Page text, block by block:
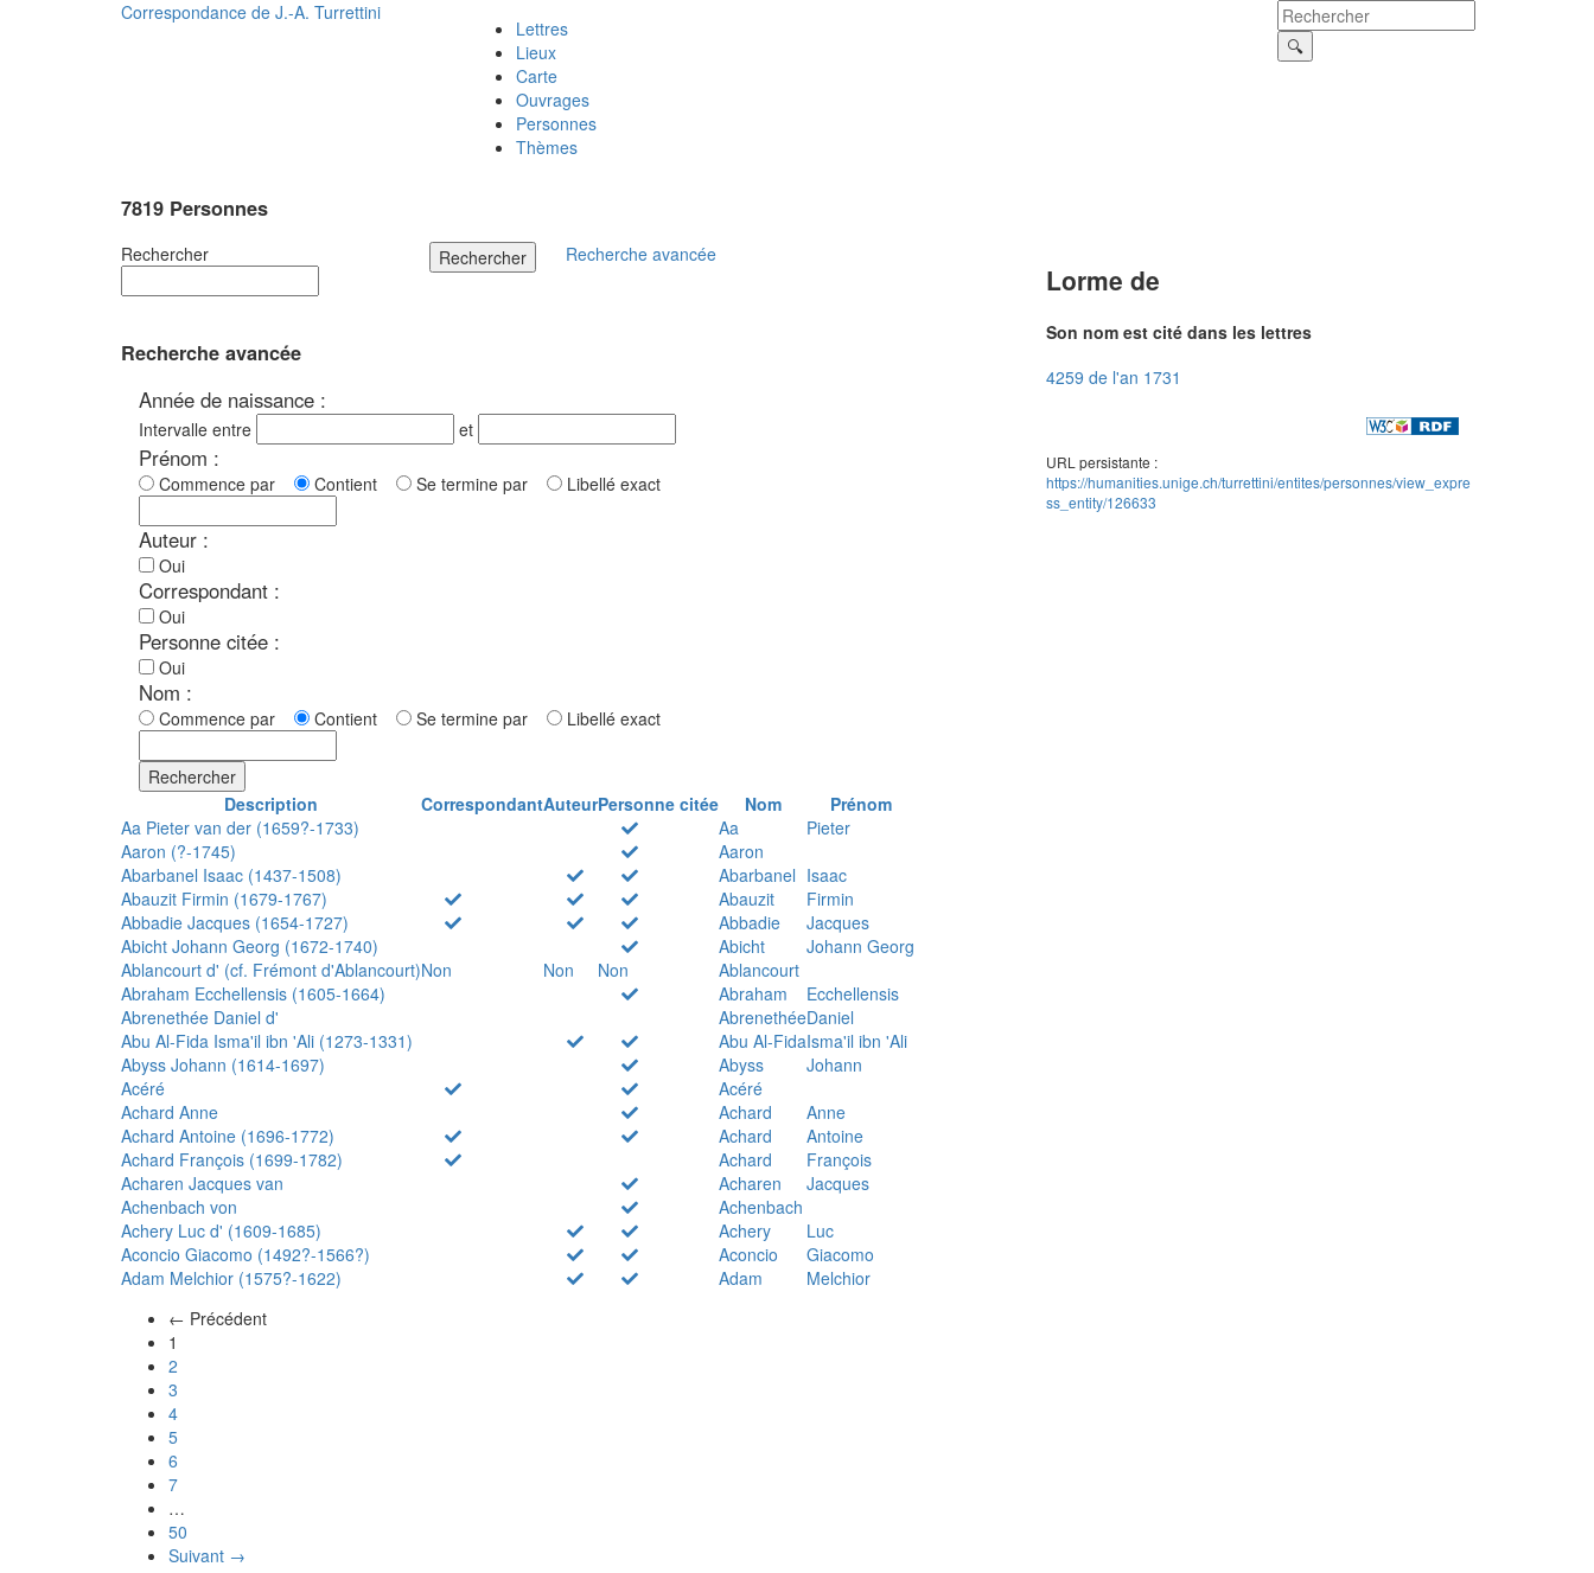
Correspondance de J.-A. Turrettini
Lettres
Lieux
Carte
Ouvrages
Personnes
Thèmes
7819 Personnes
Rechercher Rechercher Recherche avancée
Recherche avancée
Année de naissance :
Intervalle entre et
Prénom :
Commence par Contient Se termine par Libellé exact
Auteur :
Oui
Correspondant :
Oui
Personne citée :
Oui
Nom :
Commence par Contient Se termine par Libellé exact
Rechercher
Description
CorrespondantAuteurPersonne citée Nom
Prénom
Aa Pieter van der (1659?-1733)
Aa
Pieter
Aaron (?-1745)
Aaron
Abarbanel Isaac (1437-1508)
Abarbanel Isaac
Abauzit Firmin (1679-1767)
Abauzit
Firmin
Abbadie Jacques (1654-1727)
Abbadie
Jacques
Abicht Johann Georg (1672-1740)
Abicht
Johann Georg
Ablancourt d' (cf. Frémont d'Ablancourt)Non Non Non
Ablancourt
Abraham Ecchellensis (1605-1664)
Abraham
Ecchellensis
Abrenethée Daniel d'
AbrenethéeDaniel
Abu Al-Fida Isma'il ibn 'Ali (1273-1331)
Abu Al-FidaIsma'il ibn 'Ali
Abyss Johann (1614-1697)
Abyss
Johann
Acéré
Acéré
Achard Anne
Achard
Anne
Achard Antoine (1696-1772)
Achard
Antoine
Achard François (1699-1782)
Achard
François
Acharen Jacques van
Acharen
Jacques
Achenbach von
Achenbach
Achery Luc d' (1609-1685)
Achery
Luc
Aconcio Giacomo (1492?-1566?)
Aconcio
Giacomo
Adam Melchior (1575?-1622)
Adam
Melchior
← Précédent
1
2
3
4
5
6
7
…
50
Suivant →
Lorme de
Son nom est cité dans les lettres
4259 de l'an 1731
URL persistante :
https://humanities.unige.ch/turrettini/entites/personnes/view_expre
ss_entity/126633